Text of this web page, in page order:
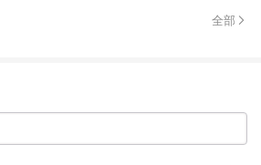
全部